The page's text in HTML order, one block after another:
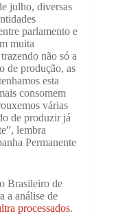
julho, diversas
parlamento e
muita
não só a
de produção, as
esta
consomem
várias
de produzir já
lembra
Permanente
Brasileiro de
a análise de
processados.